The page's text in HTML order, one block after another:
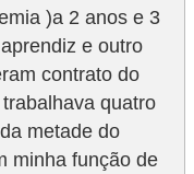
)a 2 anos e 3
e outro
contrato do
quatro
metade do
minha função de